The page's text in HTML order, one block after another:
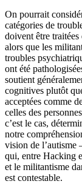
On pourrait
catégories de
doivent être
alors que les
troubles
ont été
soutient
cognitives plutôt
acceptées comme
celles des
c’est le cas,
notre
vision de
qui, entre Hacking
et le militantisme
est contestable.